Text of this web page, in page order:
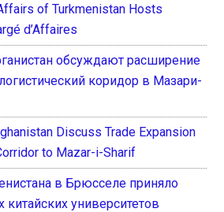
of Turkmenistan Hosts
d’Affaires
обсуждают расширение
коридор в Мазари-
Discuss Trade Expansion
to Mazar-i-Sharif
в Брюсселе приняло
университетов